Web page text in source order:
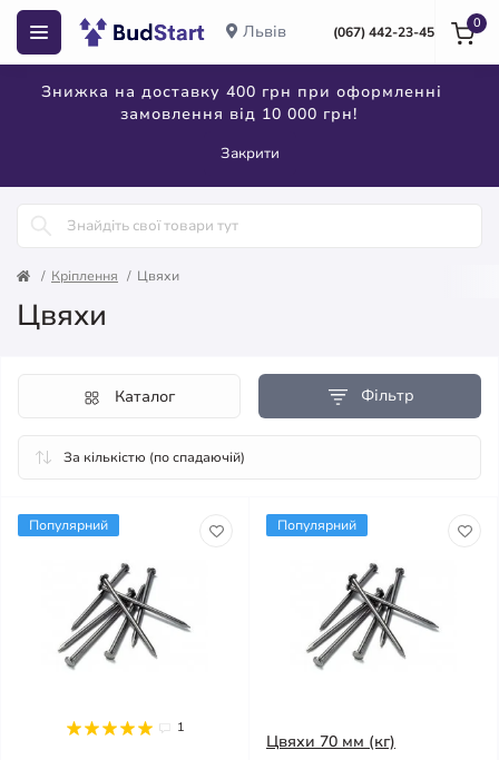
Львів (067) 442-23-45
Знижка на доставку 400 грн при оформленні
замовлення від 10 000 грн!
Закрити
0
Кріплення Цвяхи
Цвяхи
Фільтр
Каталог
Популярний
1
Популярний
Цвяхи 70 мм (кг)